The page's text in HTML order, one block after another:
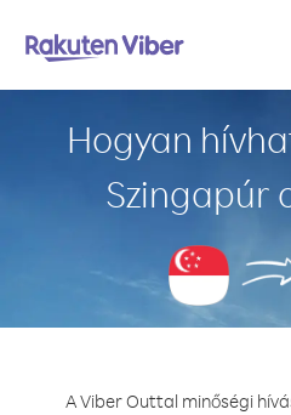
Hogyan
Szingapúr
A Viber Outtal minőségi